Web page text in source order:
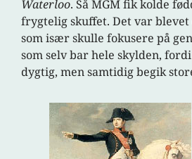
Waterloo. Så MGM fik kolde
frygtelig skuffet. Det var
som især skulle fokusere på
som selv bar hele skylden,
dygtig, men samtidig begik